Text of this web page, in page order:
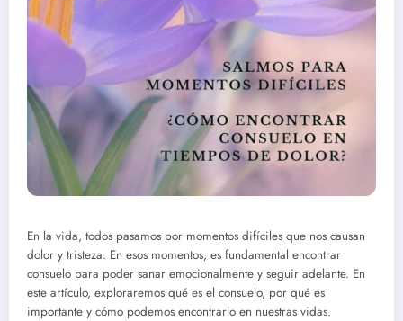
En la vida, todos pasamos por momentos difíciles que nos causan
dolor y tristeza. En esos momentos, es fundamental encontrar
consuelo para poder sanar emocionalmente y seguir adelante. En
este artículo, exploraremos qué es el consuelo, por qué es
importante y cómo podemos encontrarlo en nuestras vidas.